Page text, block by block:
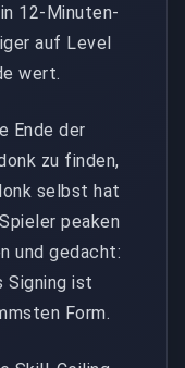
12-Minuten-
auf Level
wert.
Ende der
zu finden,
selbst hat
peaken
und gedacht:
Signing ist
Form.